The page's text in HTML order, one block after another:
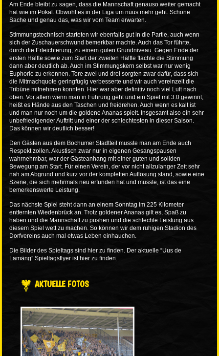
Am Ende bleibt zu sagen, dass die Mannschaft genauso weiter gemacht
hat wie im Pokal. Obwohl es in der Liga um nüüs mehr geht. Schöne
Sache und genau das, was wir vom Team erwarten.
Stimmungstechnisch starteten wir ebenfalls gut in die Partie, auch wenn
sich der Zuschauerschwund bemerkbar machte. Auch das Tor führte,
durch die Erleichterung, zu einem guten Grundniveau. Gegen Ende der
ersten Hälfte sowie zum Start der zweiten Hälfte flachte die Stimmung
dann aber deutlich ab. Auch im Stimmungskern selbst war nur wenig
Euphorie zu erkennen. Tore zwei und drei sorgten zwar dafür, dass sich
die Mitmachquote geringfügig verbesserte und wir auch vereinzelt die
Tribüne mitnehmen konnten. Hier war aber definitiv noch viel Luft nach
oben. Vor allem wenn man in Führung geht und ein Spiel mit 3:0 gewinnt,
heißt es Hände aus den Taschen und freidrehen. Auch wenn es kalt ist
und man nur noch um die goldene Ananas spielt. Insgesamt also ein sehr
unbefriedigender Auftritt und einer der schlechtesten in dieser Saison.
Das können wir deutlich besser!
Den Gästen aus dem Bochumer Stadtteil musste man am Ende auch
Respekt zollen. Akustisch zwar nur in eigenen Gesangspausen
wahrnehmbar, war der Gästeanhang mit einer guten und soliden
Bewegung am Start. Für einen Verein, der vor nicht allzulanger Zeit sehr
nah am Abgrund und kurz vor der kompletten Auflösung stand, sowie eine
Szene, die sich mehrmals neu erfunden hat und musste, ist das eine
bemerkenswerte Leistung.
Das nächste Spiel steht dann an einem Sonntag im 225 Kilometer
entfernten Wiedenbrück an. Trotz goldener Ananas gilt es, Spaß zu
haben und die Mannschaft zu pushen und die schlechte Leistung aus
diesem Spiel wett zu machen. So können wir dem ruhigen Stadion des
Dorfvereins auch mal etwas Leben einhauchen.
Die Bilder des Spieltags sind hier zu finden. Der aktuelle “Uus de
Lamäng” Spieltagsflyer ist hier zu finden.
AKTUELLE FOTOS